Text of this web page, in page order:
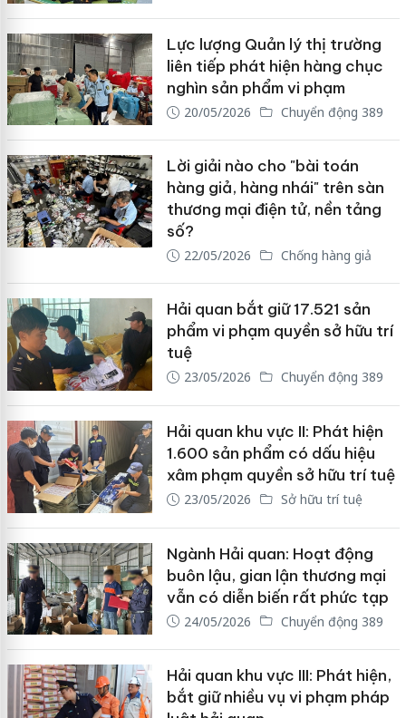
Lực lượng Quản lý thị trường
liên tiếp phát hiện hàng chục
nghìn sản phẩm vi phạm
20/05/2026 Chuyển động 389
Lời giải nào cho "bài toán
hàng giả, hàng nhái" trên sàn
thương mại điện tử, nền tảng
số?
22/05/2026 Chống hàng giả
Hải quan bắt giữ 17.521 sản
phẩm vi phạm quyền sở hữu trí
tuệ
23/05/2026 Chuyển động 389
Hải quan khu vực II: Phát hiện
1.600 sản phẩm có dấu hiệu
xâm phạm quyền sở hữu trí tuệ
23/05/2026 Sở hữu trí tuệ
Ngành Hải quan: Hoạt động
buôn lậu, gian lận thương mại
vẫn có diễn biến rất phức tạp
24/05/2026 Chuyển động 389
Hải quan khu vực III: Phát hiện,
bắt giữ nhiều vụ vi phạm pháp